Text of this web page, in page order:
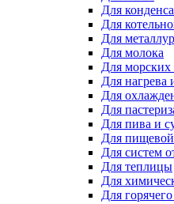
Для
Для
Для
Для молока
Для морских
Для нагрева
Для
Для
Для пива и
Для
Для систем
Для теплицы
Для
Для